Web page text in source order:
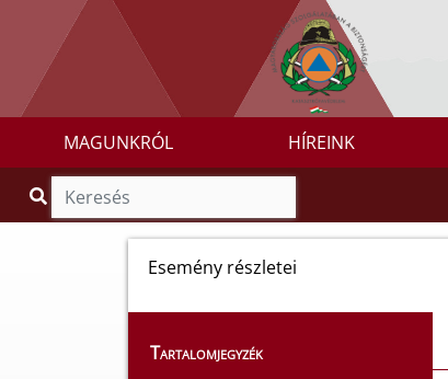
MAGUNKRÓL HÍREINK
Esemény részletei
Tartalomjegyzék